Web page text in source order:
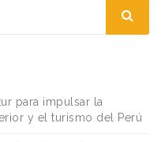
para impulsar la
y el turismo del Perú